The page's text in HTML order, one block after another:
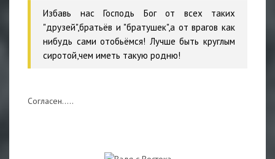
Избавь нас Господь Бог от всех таких
"друзей",братьёв и "братушек",а от врагов как
нибудь сами отобьёмся! Лучше быть круглым
сиротой,чем иметь такую родню!
Согласен.....